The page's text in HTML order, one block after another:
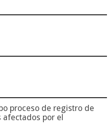
proceso de registro de
por el